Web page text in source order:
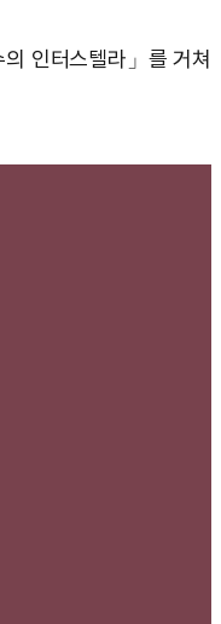
인터스텔라」를 거쳐